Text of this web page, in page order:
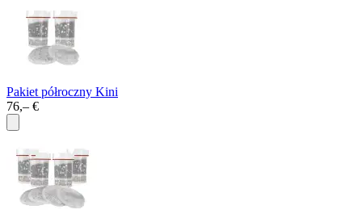
Pakiet półroczny Kini
76,– €